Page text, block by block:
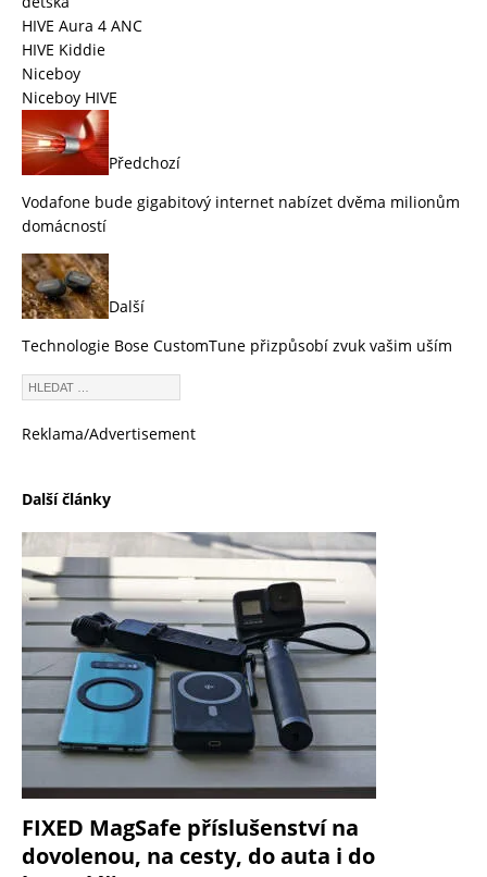
HIVE Aura 4 ANC
HIVE Kiddie
Niceboy
Niceboy HIVE
Předchozí
Vodafone bude gigabitový internet nabízet dvěma milionům
domácností
Další
Technologie Bose CustomTune přizpůsobí zvuk vašim uším
Reklama/Advertisement
Další články
FIXED MagSafe příslušenství na
dovolenou, na cesty, do auta i do